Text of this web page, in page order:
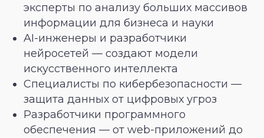
эксперты по анализу больших массивов
информации для бизнеса и науки
AI-инженеры и разработчики
нейросетей — создают модели
искусственного интеллекта
Специалисты по кибербезопасности —
защита данных от цифровых угроз
Разработчики программного
обеспечения — от web-приложений до